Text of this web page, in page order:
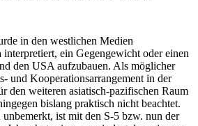
in den westlichen Medien
interpretiert, ein Gegengewicht oder einen
den USA aufzubauen. Als möglicher
und Kooperationsarrangement in der
den weiteren asiatisch-pazifischen Raum
bislang praktisch nicht beachtet.
ist mit den S-5 bzw. nun der